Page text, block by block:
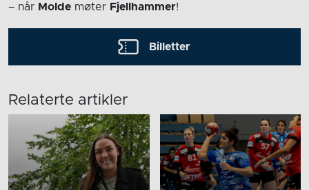
– når Molde møter Fjellhammer!
Billetter
Relaterte artikler